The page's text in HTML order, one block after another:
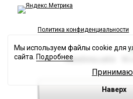
Политика конфиденциальности
Разработка сайта
Наверх
Мы используем файлы cookie для
сайта. Подробнее
Принимаю